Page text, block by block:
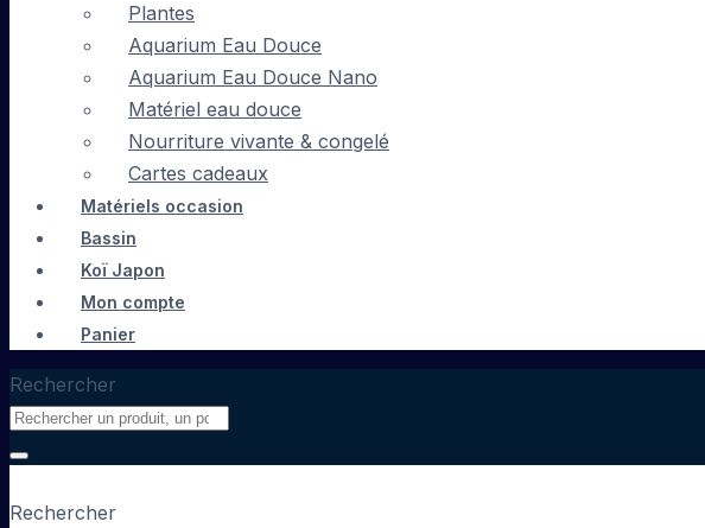
Plantes
Aquarium Eau Douce
Aquarium Eau Douce Nano
Matériel eau douce
Nourriture vivante & congelé
Cartes cadeaux
Matériels occasion
Bassin
Koï Japon
Mon compte
Panier
Rechercher
Rechercher